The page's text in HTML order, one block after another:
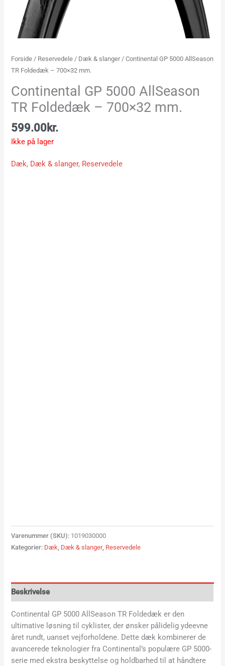
Forside / Reservedele / Dæk & slanger/ Continental GP 5000 AllSeason
TR Foldedæk – 700×32 mm.
Continental GP 5000 AllSeason
TR Foldedæk – 700×32 mm.
599.00kr.
Ikke på lager
Dæk, Dæk & slanger, Reservedele
Varenummer (SKU): 1019030000
Kategorier: Dæk Dæk & slanger, Reservedele
Beskrivelse
Continental GP 5000 AllSeason TR Foldedæk er den
ultimative løsning til cyklister, der ønsker pålidelig ydeevne
året rundt, uanset vejforholdene. Dette dæk kombinerer de
avancerede teknologier fra Continental’s populære GP 5000-
serie med ekstra beskyttelse og holdbarhed til at håndtere